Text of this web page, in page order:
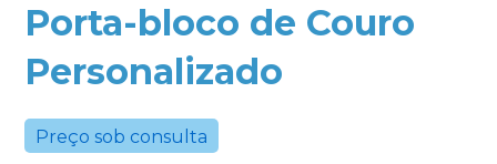
Porta-bloco de Couro
Personalizado
Preço sob consulta
+55